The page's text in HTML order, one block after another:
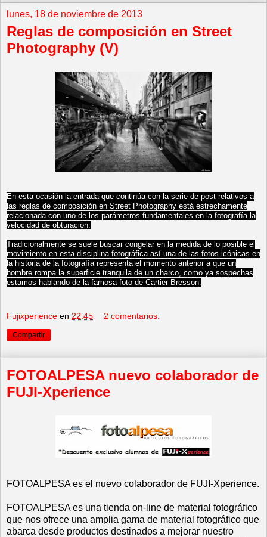
lunes, 18 de noviembre de 2013
Reglas de composición en Street
Photography (V)
En esta ocasión la entrada que continúa con la serie de post relativos a
las reglas de composición en Street Photography está estrechamente
relacionada con uno de los parámetros fundamentales en la fotografía la
velocidad de obturación.
Tradicionalmente se suele buscar congelar en la medida de lo posible el
movimiento en esta disciplina fotográfica así una de las fotos icónicas en
la historia de la fotografía representa el momento anterior a que un
hombre rompa la superficie tranquila de un charco, como ya sospechas
estamos hablando de la famosa foto de Cartier-Bresson.
Fujixperience en 22:45 2 comentarios:
Compartir
FOTOALPESA nuevo colaborador de
FUJI-Xperience
FOTOALPESA es el nuevo colaborador de FUJI-Xperience.
FOTOALPESA es una tienda on-line de material fotográfico
que nos ofrece una amplia gama de material fotográfico que
abarca desde productos destinados a mejorar nuestro